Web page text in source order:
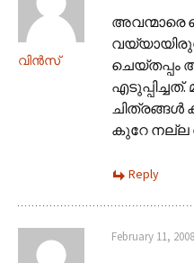
വിന്‍സ്
അവന്മാരെ
ചിത്രങ്ങള്‍
കുറേ
Reply
February 11,